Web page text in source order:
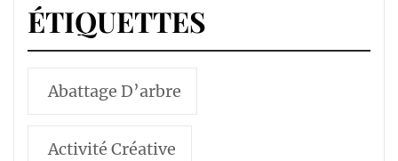
ÉTIQUETTES
Abattage D’arbre
Activité Créative